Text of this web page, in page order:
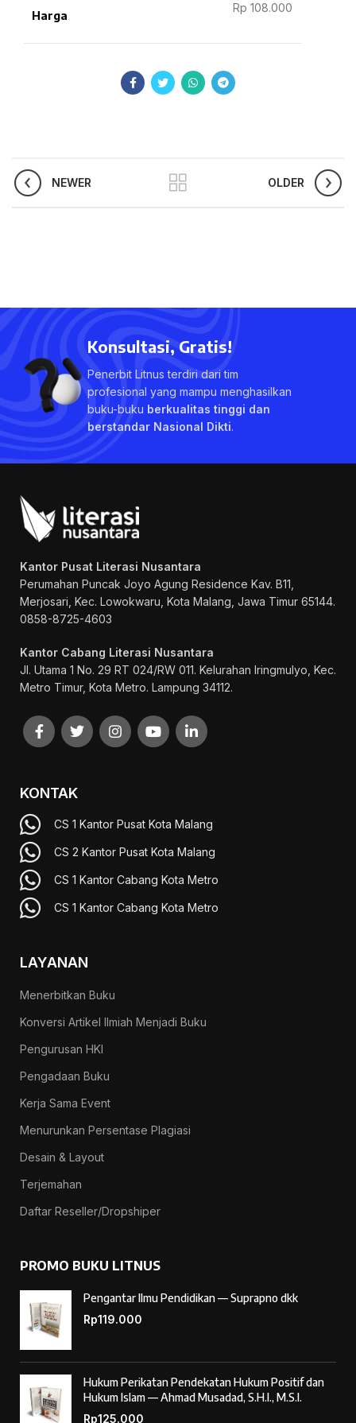
Harga
Rp 108.000
NEWER OLDER
Konsultasi, Gratis!
Penerbit Litnus terdiri dari tim
profesional yang mampu menghasilkan
buku-buku berkualitas tinggi dan
berstandar Nasional Dikti.
Kantor Pusat Literasi Nusantara
Perumahan Puncak Joyo Agung Residence Kav. B11,
Merjosari, Kec. Lowokwaru, Kota Malang, Jawa Timur 65144.
0858-8725-4603
Kantor Cabang Literasi Nusantara
Jl. Utama 1 No. 29 RT 024/RW 011. Kelurahan Iringmulyo, Kec.
Metro Timur, Kota Metro. Lampung 34112.
KONTAK
CS 1 Kantor Pusat Kota Malang
CS 2 Kantor Pusat Kota Malang
CS 1 Kantor Cabang Kota Metro
CS 1 Kantor Cabang Kota Metro
LAYANAN
Menerbitkan Buku
Konversi Artikel Ilmiah Menjadi Buku
Pengurusan HKI
Pengadaan Buku
Kerja Sama Event
Menurunkan Persentase Plagiasi
Desain & Layout
Terjemahan
Daftar Reseller/Dropshiper
PROMO BUKU LITNUS
Pengantar Ilmu Pendidikan — Suprapno dkk
Rp119.000
Hukum Perikatan Pendekatan Hukum Positif dan
Hukum Islam — Ahmad Musadad, S.H.I., M.S.I.
Rp125.000